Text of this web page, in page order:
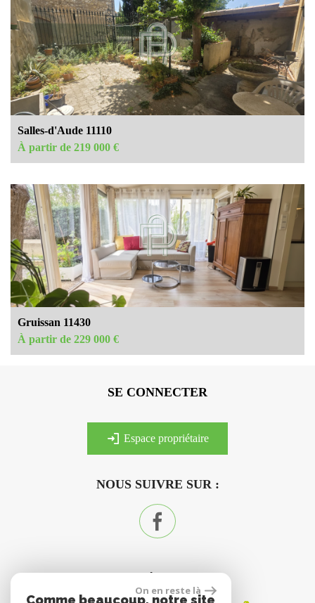
Salles-d'Aude 11110
À partir de 219 000 €
Gruissan 11430
À partir de 229 000 €
NOUS SUIVRE SUR :
SE CONNECTER
espace propriétaire
On en reste là
Comme beaucoup, notre site